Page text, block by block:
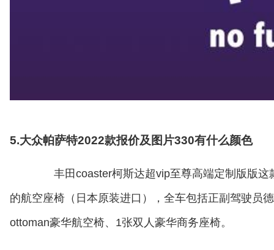
5.大众帕萨特2022款报价及图片330有什么颜色
丰田coaster柯斯达超vip至尊高端定制版版这
的航空座椅（日本原装进口），全车包括正副驾驶员
ottoman豪华航空椅、1张双人豪华商务座椅。